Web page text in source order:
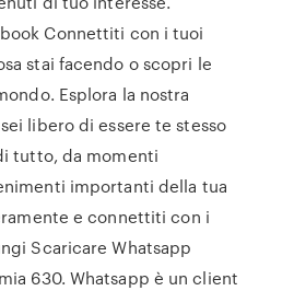
Connettiti con i tuoi
stai facendo o scopri le
Esplora la nostra
libero di essere te stesso
tutto, da momenti
importanti della tua
e connettiti con i
Scaricare Whatsapp
630. Whatsapp è un client